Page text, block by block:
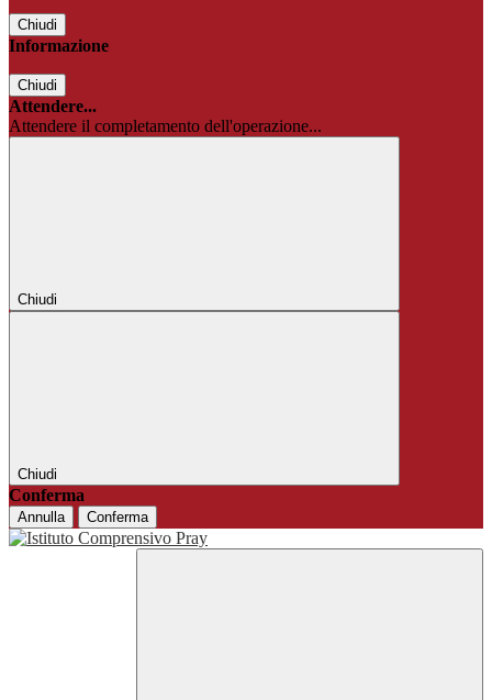
Chiudi
Informazione
Chiudi
Attendere...
Attendere il completamento dell'operazione...
Chiudi
Chiudi
Conferma
Annulla Conferma